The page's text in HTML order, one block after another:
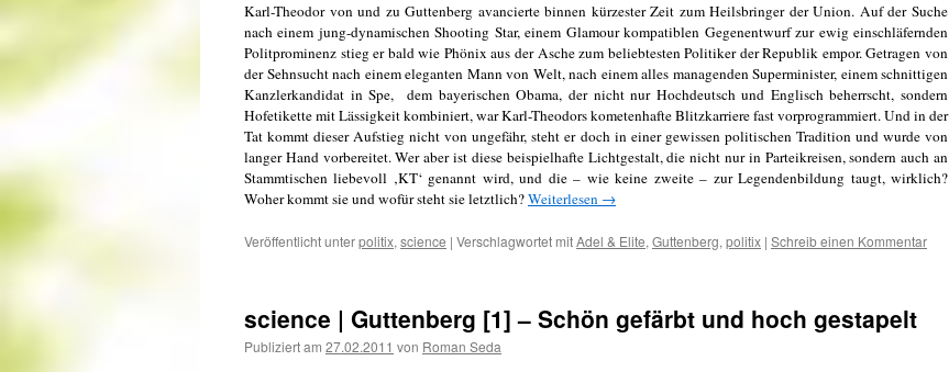
Karl-Theodor von und zu Guttenberg avancierte binnen kürzester Zeit zum Heilsbringer der Union. Auf der Suche
nach einem jung-dynamischen Shooting Star, einem Glamour kompatiblen Gegenentwurf zur ewig einschläfernden
Politprominenz stieg er bald wie Phönix aus der Asche zum beliebtesten Politiker der Republik empor. Getragen von
der Sehnsucht nach einem eleganten Mann von Welt, nach einem alles managenden Superminister, einem schnittigen
Kanzlerkandidat in Spe, dem bayerischen Obama, der nicht nur Hochdeutsch und Englisch beherrscht, sondern
Hofetikette mit Lässigkeit kombiniert, war Karl-Theodors kometenhafte Blitzkarriere fast vorprogrammiert. Und in der
Tat kommt dieser Aufstieg nicht von ungefähr, steht er doch in einer gewissen politischen Tradition und wurde von
langer Hand vorbereitet. Wer aber ist diese beispielhafte Lichtgestalt, die nicht nur in Parteikreisen, sondern auch an
Stammtischen liebevoll ‚KT‘ genannt wird, und die – wie keine zweite – zur Legendenbildung taugt, wirklich?
Woher kommt sie und wofür steht sie letztlich?Weiterlesen →
Veröffentlicht unterpolitix, science | Verschlagwortet mitAdel & Elite, Guttenberg, politix | Schreib einen Kommentar
science | Guttenberg [1] – Schön gefärbt und hoch gestapelt
Publiziert am 27.02.2011 von Roman Seda